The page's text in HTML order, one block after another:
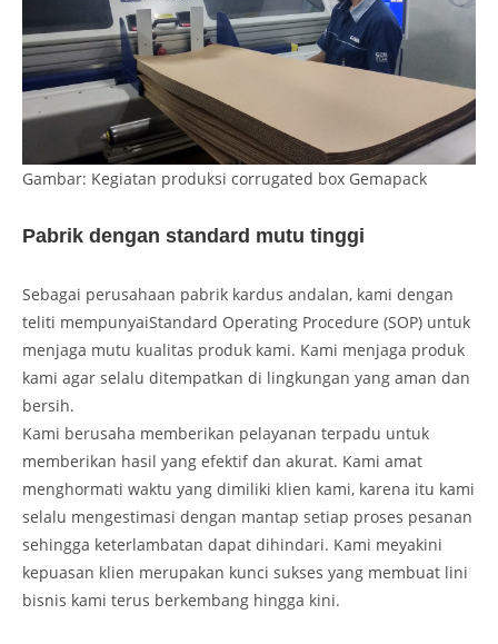
Gambar: Kegiatan produksi corrugated box Gemapack
Pabrik dengan standard mutu tinggi
Sebagai perusahaan pabrik kardus andalan, kami dengan
teliti mempunyaiStandard Operating Procedure (SOP) untuk
menjaga mutu kualitas produk kami. Kami menjaga produk
kami agar selalu ditempatkan di lingkungan yang aman dan
bersih.
Kami berusaha memberikan pelayanan terpadu untuk
memberikan hasil yang efektif dan akurat. Kami amat
menghormati waktu yang dimiliki klien kami, karena itu kami
selalu mengestimasi dengan mantap setiap proses pesanan
sehingga keterlambatan dapat dihindari. Kami meyakini
kepuasan klien merupakan kunci sukses yang membuat lini
bisnis kami terus berkembang hingga kini.